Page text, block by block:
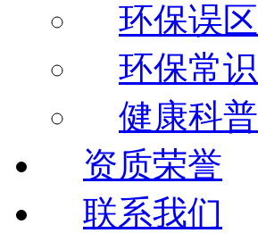
环保误区
环保常识
健康科普
资质荣誉
联系我们